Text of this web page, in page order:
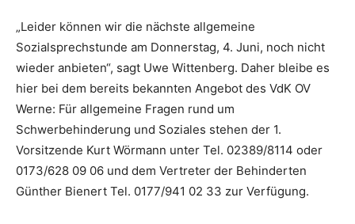
„Leider können wir die nächste allgemeine
Sozialsprechstunde am Donnerstag, 4. Juni, noch nicht
wieder anbieten“, sagt Uwe Wittenberg. Daher bleibe es
hier bei dem bereits bekannten Angebot des VdK OV
Werne: Für allgemeine Fragen rund um
Schwerbehinderung und Soziales stehen der 1.
Vorsitzende Kurt Wörmann unter Tel. 02389/8114 oder
0173/628 09 06 und dem Vertreter der Behinderten
Günther Bienert Tel. 0177/941 02 33 zur Verfügung.